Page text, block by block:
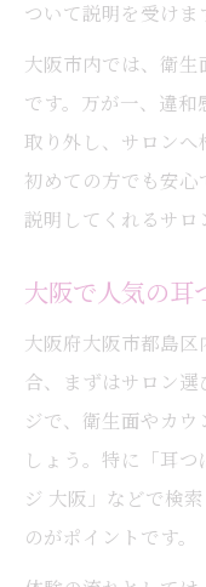
耳つぼプ
耳つぼの悩み
耳つぼ悩
介
耳つぼ施
耳つぼ施
ついて説明を受けま
大阪市内では、衛
です。万が一、違
取り外し、サロンへ
初めての方でも安
説明してくれるサロ
大阪で人気の耳
大阪府大阪市都島
合、まずはサロン
ジで、衛生面やカ
しょう。特に「耳
ジ 大阪」などで検
のがポイントです。